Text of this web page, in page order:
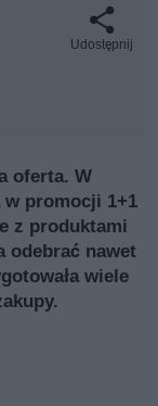
Udostępnij
oferta. W
w promocji 1+1
z produktami
odebrać nawet
wiele